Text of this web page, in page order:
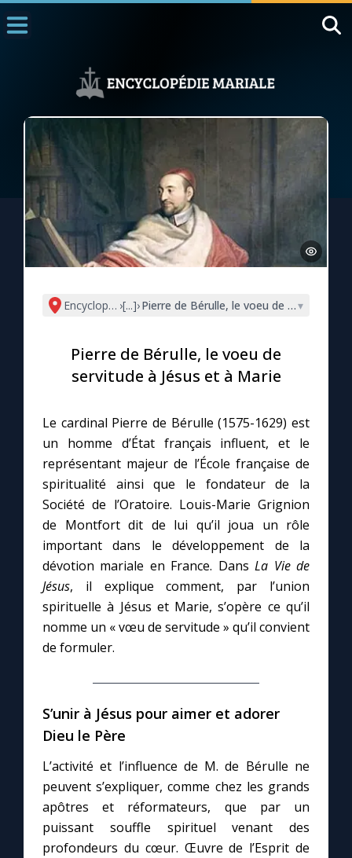
1000 Raisons de Croire
L'actualité de la semaine
La chaîne Youtube
La newsletter
La vidéo de la semaine
Le magazine
Le site internet
Questions-réponses
Prier au quotidien
Avec Thérèse de Lisieux
Me consacrer à Jésus par Marie
Mes intentions de prière
Encyclopédie mariale
›[...]›Pierre de Bérulle, le voeu de servitude à
▾
Pierre de Bérulle, le voeu de
servitude à Jésus et à Marie
Le cardinal Pierre de Bérulle (1575-1629) est
un homme d’État français influent, et le
représentant majeur de l’École française de
spiritualité ainsi que le fondateur de la
Société de l’Oratoire. Louis-Marie Grignion
de Montfort dit de lui qu’il joua un rôle
important dans le développement de la
dévotion mariale en France. DansLa Vie de
Jésus, il explique comment, par l’union
spirituelle à Jésus et Marie, s’opère ce qu’il
nomme un « vœu de servitude » qu’il convient
de formuler.
S’unir à Jésus pour aimer et adorer
Dieu le Père
L’activité et l’influence de M. de Bérulle ne
peuvent s’expliquer, comme chez les grands
apôtres et réformateurs, que par un
puissant souffle spirituel venant des
profondeurs du cœur. Œuvre de l’Esprit de